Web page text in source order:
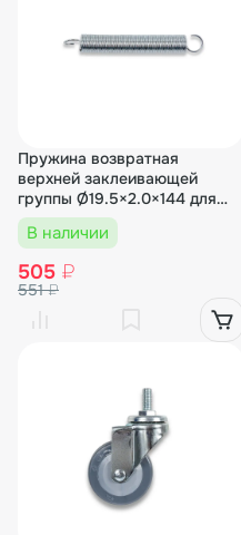
Пружина возвратная
верхней заклеивающей
группы Ø19.5×2.0×144 для
FXJ-6050 (3 inch) (1-14)
В наличии
505 ₽
551₽